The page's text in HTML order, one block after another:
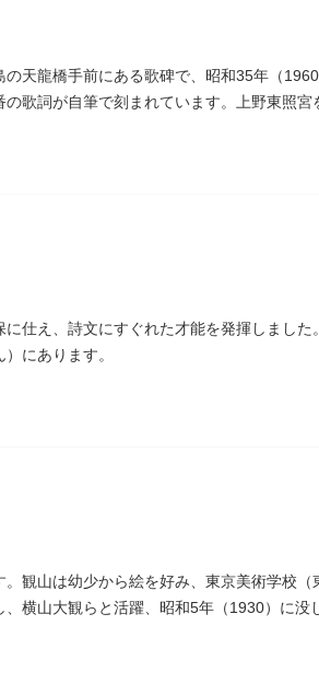
の天龍橋手前にある歌碑で、昭和35年（
歌詞が自筆で刻まれています。上野東照宮
仕え、詩文にすぐれた才能を発揮しまし
にあります。
観山は幼少から絵を好み、東京美術学校
横山大観らと活躍、昭和5年（1930）に没